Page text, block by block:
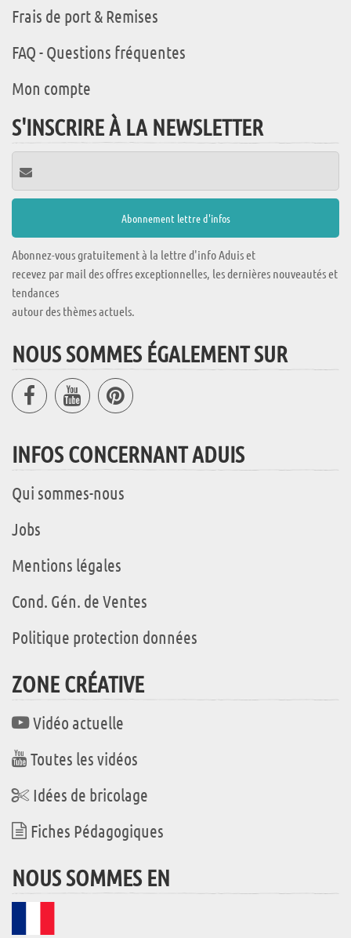
Frais de port & Remises
FAQ - Questions fréquentes
Mon compte
S'INSCRIRE À LA NEWSLETTER
Abonnez-vous gratuitement à la lettre d'info Aduis et
recevez par mail des offres exceptionnelles, les dernières nouveautés et
tendances
autour des thèmes actuels.
NOUS SOMMES ÉGALEMENT SUR
INFOS CONCERNANT ADUIS
Qui sommes-nous
Jobs
Mentions légales
Cond. Gén. de Ventes
Politique protection données
ZONE CRÉATIVE
Vidéo actuelle
Toutes les vidéos
Idées de bricolage
Fiches Pédagogiques
NOUS SOMMES EN